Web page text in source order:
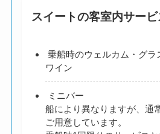
スイートの客室内サービ
乗船時のウェルカム・グラ
ワイン
ミニバー
船により異なりますが、通
ご用意しています。